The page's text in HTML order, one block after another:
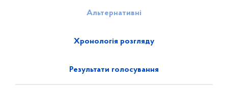
Альтернативні
Хронологія розгляду
Результати голосування